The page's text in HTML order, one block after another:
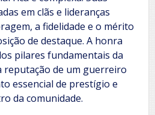
em clãs e lideranças
a fidelidade e o mérito
de destaque. A honra
pilares fundamentais da
reputação de um guerreiro
essencial de prestígio e
da comunidade.